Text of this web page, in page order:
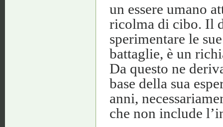
un essere umano
ricolma di cibo. Il
sperimentare le
battaglie, è un
Da questo ne
base della sua
anni,
che non include